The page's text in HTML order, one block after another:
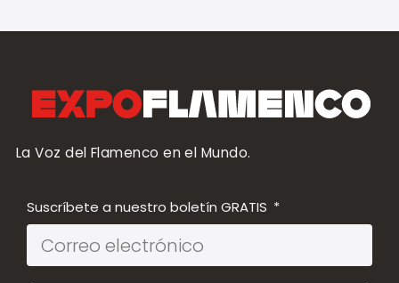
La Voz del Flamenco en el Mundo.
Suscríbete a nuestro boletín GRATIS